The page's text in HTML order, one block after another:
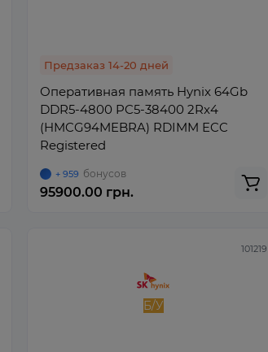
Предзаказ 14-20 дней
Оперативная память Hynix 64Gb
DDR5-4800 PC5-38400 2Rx4
(HMCG94MEBRA) RDIMM ECC
Registered
+ 959 бонусов
95900.00 грн.
101219
Б/У